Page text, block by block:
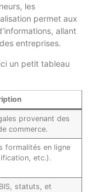
les
permet aux
allant
entreprises.
un petit tableau
provenant des
commerce.
formalités en ligne
etc.).
statuts, et